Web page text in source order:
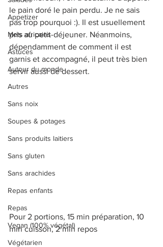
Appetizer
Mets africains
Astuces
Autour du monde
Autres
Sans noix
Soupes & potages
Sans produits laitiers
Sans gluten
Sans arachides
Repas enfants
Repas
Vegan (100% végétal)
Végétarien
le pain doré le pain perdu. Je ne sais
pas trop pourquoi :). Il est usuellement
pris au petit-déjeuner. Néanmoins,
dépendamment de comment il est
garnis et accompagné, il peut très bien
servir aussi de dessert.
Pour 2 portions, 15 min préparation, 10
min cuisson, 2 min repos